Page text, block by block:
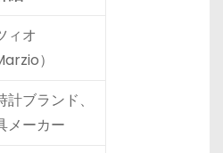
ィオ
）
ブランド、
メーカー